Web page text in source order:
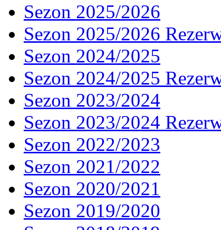
Sezon 2025/2026
Sezon 2025/2026
Sezon 2024/2025
Sezon 2024/2025
Sezon 2023/2024
Sezon 2023/2024
Sezon 2022/2023
Sezon 2021/2022
Sezon 2020/2021
Sezon 2019/2020